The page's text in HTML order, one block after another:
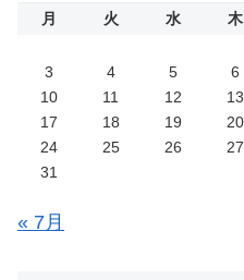
月 火 水 木
3
4 5 6
10
11 12 13
17
18 19 20
24
25 26 27
31
« 7月